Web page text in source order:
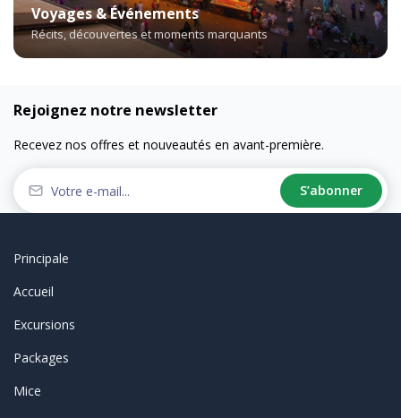
Voyages & Événements
Récits, découvertes et moments marquants
Rejoignez notre newsletter
Recevez nos offres et nouveautés en avant-première.
S’abonner
Principale
Accueil
Excursions
Packages
Mice